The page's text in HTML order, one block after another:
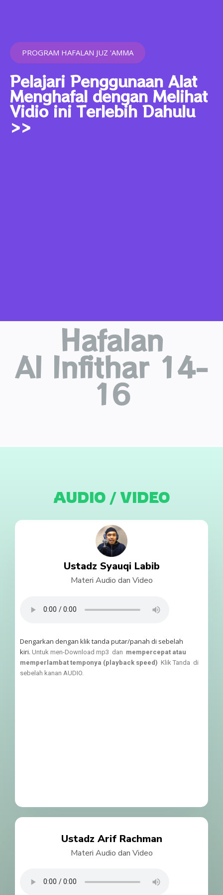
PROGRAM HAFALAN JUZ 'AMMA
Pelajari Penggunaan Alat
Menghafal dengan Melihat
Vidio ini Terlebih Dahulu
>>
Hafalan
Al Infithar 14-
16
AUDIO / VIDEO
Ustadz Syauqi Labib
Materi Audio dan Video
Dengarkan dengan klik tanda putar/panah di sebelah
kiri. Untuk men-Download mp3 dan mempercepat atau
memperlambat temponya (playback speed) Klik Tanda di
sebelah kanan AUDIO.
Ustadz Arif Rachman
Materi Audio dan Video